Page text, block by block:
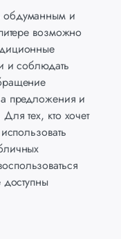
обдуманным и
возможно
и соблюдать
предложения и
тех, кто хочет
доступны